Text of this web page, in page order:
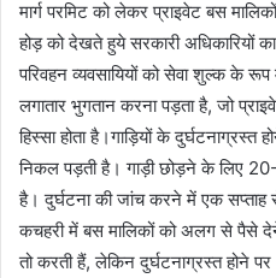
मार्ग परमिट को लेकर प्राइवेट बस
होड़ को देखते हुये सरकारी अधिकारियों
परिवहन व्यवसायियों को सेवा शुल्क के
लगातार भुगतान करना पड़ता है, जो
हिस्सा होता है।गाड़ियों के दुर्घटनाग्रस्त
निकल पड़ती है। गाड़ी छोड़ने के लिए
है। दुर्घटना की जांच करने में एक सप्ताह
कचहरी में बस मालिकों को अलग से पैसे देने
तो करती हैं, लेकिन दुर्घटनाग्रस्त होने पर